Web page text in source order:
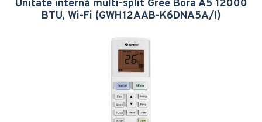
Unitate internă multi-split Gree Bora A5 12000
BTU, Wi-Fi (GWH12AAB-K6DNA5A/I)